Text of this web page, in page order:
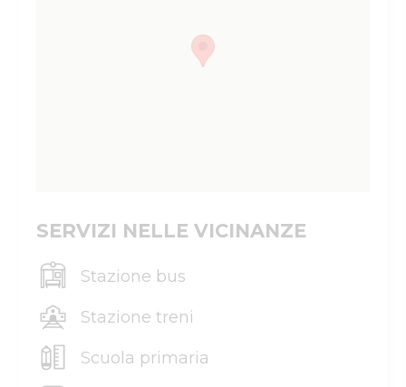
SERVIZI NELLE VICINANZE
Stazione bus
Stazione treni
Scuola primaria